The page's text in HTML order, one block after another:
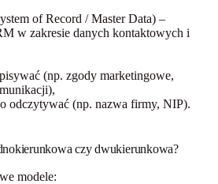
of Record / Master Data) –
w zakresie danych kontaktowych i
(np. zgody marketingowe,
odczytywać (np. nazwa firmy, NIP).
czy dwukierunkowa?
modele: